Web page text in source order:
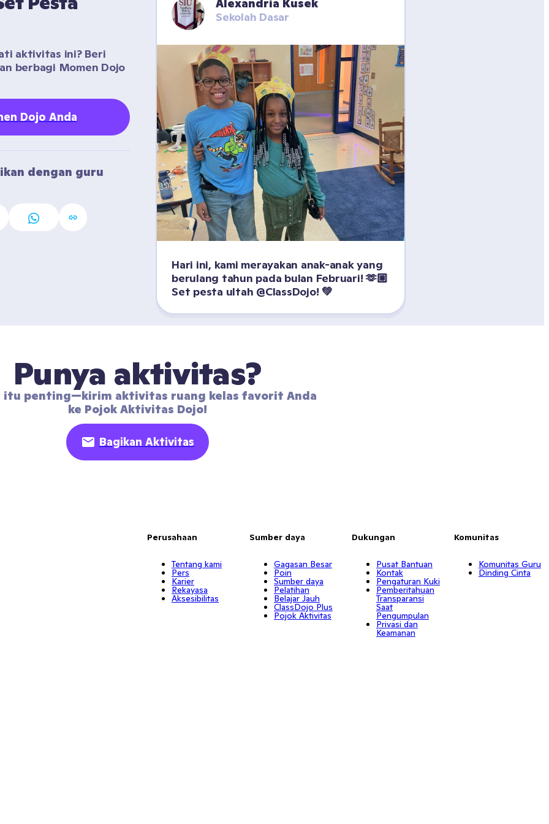
aktivitas ini? Beri
berbagi Momen Dojo
Dojo Anda
dengan guru
Alexandria Kusek
Sekolah Dasar
Hari ini, kami merayakan anak-anak yang
berulang tahun pada bulan Februari! 🫶🏼
Set pesta ultah @ClassDojo! 💚
Punya aktivitas?
itu penting—kirim aktivitas ruang kelas favorit Anda
ke Pojok Aktivitas Dojo!
Bagikan Aktivitas
Perusahaan
Tentang kami
Pers
Karier
Rekayasa
Aksesibilitas
Sumber daya
Gagasan Besar
Poin
Sumber daya
Pelatihan
Belajar Jauh
ClassDojo Plus
Pojok Aktivitas
Dukungan
Pusat Bantuan
Kontak
Pengaturan Kuki
Pemberitahuan
Transparansi
Saat
Pengumpulan
Privasi dan
Keamanan
Komunitas
Komunitas Guru
Dinding Cinta